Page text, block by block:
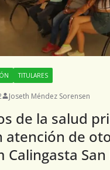
TITULARES
Joseth Méndez Sorensen
de la salud
atención de
Calingasta